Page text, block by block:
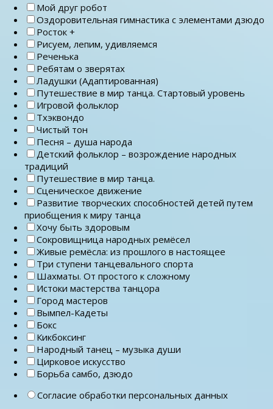
Мой друг робот
Оздоровительная гимнастика с элементами дзюдо
Росток +
Рисуем, лепим, удивляемся
Реченька
Ребятам о зверятах
Ладушки (Адаптированная)
Путешествие в мир танца. Стартовый уровень
Игровой фольклор
Тхэквондо
Чистый тон
Песня – душа народа
Детский фольклор – возрождение народных
традиций
Путешествие в мир танца.
Сценическое движение
Развитие творческих способностей детей путем
приобщения к миру танца
Хочу быть здоровым
Сокровищница народных ремёсел
Живые ремёсла: из прошлого в настоящее
Три ступени танцевального спорта
Шахматы. От простого к сложному
Истоки мастерства танцора
Город мастеров
Вымпел-Кадеты
Бокс
Кикбоксинг
Народный танец – музыка души
Цирковое искусство
Борьба самбо, дзюдо
Согласие обработки персональных данных